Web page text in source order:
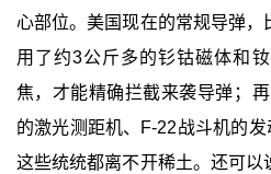
心部位。美国现在的常规导弹
用了约3公斤多的钐钴磁体和
焦，才能精确拦截来袭导弹；
的激光测距机、F-22战斗机的
这些统统都离不开稀土。还可